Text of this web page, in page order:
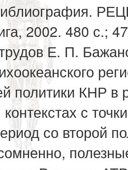
2002. 480 с.;
Е. П.
политики КНР в
с
со второй